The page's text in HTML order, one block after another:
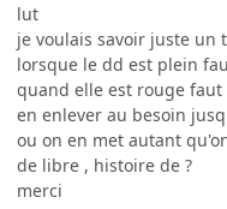
lut
je voulais savoir juste un
lorsque le dd est plein
quand elle est rouge
en enlever au besoin
ou on en met autant
de libre , histoire de ?
merci